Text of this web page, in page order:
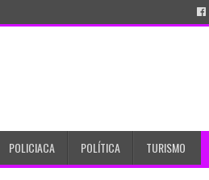
POLICIACA POLÍTICA TURISMO